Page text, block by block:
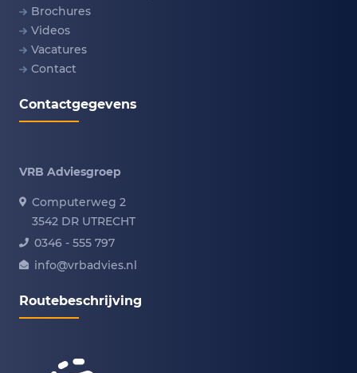
Brochures
Videos
Vacatures
Contact
Contactgegevens
VRB Adviesgroep
Computerweg 2
3542 DR UTRECHT
0346 - 555 797
info@vrbadvies.nl
Routebeschrijving